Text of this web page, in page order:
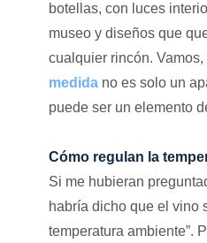
botellas, con luces
museo y diseños que
cualquier rincón. Vamos,
medidano es solo un
puede ser un elemento
Cómo regulan la
Si me hubieran
habría dicho que el vino
temperatura ambiente”.